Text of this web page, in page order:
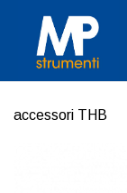
accessori THB